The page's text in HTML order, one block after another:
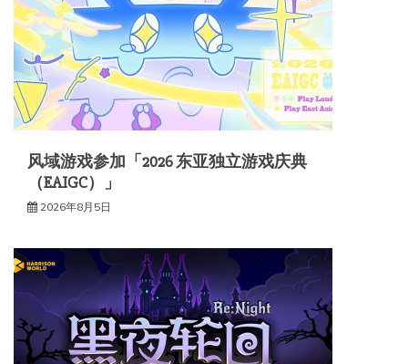
风域游戏参加「2026 东亚独立游戏庆典
（EAIGC）」
2026年8月5日